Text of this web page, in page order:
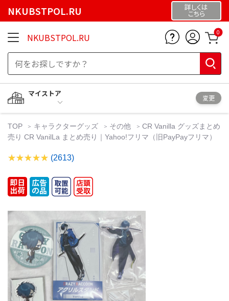
NKUBSTPOL.RU 詳しくは
こちら
NKUBSTPOL.RU 0
マイストア
変更
TOP キャラクターグッズ その他
CR Vanilla グッズまとめ
売り CR VanilLa まとめ売り｜Yahoo!フリマ（旧PayPayフリマ）
(2613)